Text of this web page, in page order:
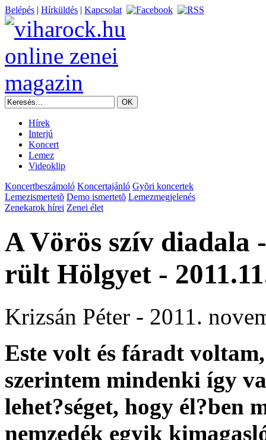
Belépés | Hírküldés | Kapcsolat
Hírek
Interjú
Koncert
Lemez
Videoklip
Koncertbeszámoló Koncertajánló Gyõri koncertek
Lemezismertetõ Demo ismertetõ Lemezmegjelenés
Zenekarok hírei Zenei élet
A Vörös szív diadala
rült Hölgyet -
Krizsán Péter - 2011.
Este volt és fáradt
szerintem mindenki így
lehet?séget, hogy él?ben
nemzedék egyik